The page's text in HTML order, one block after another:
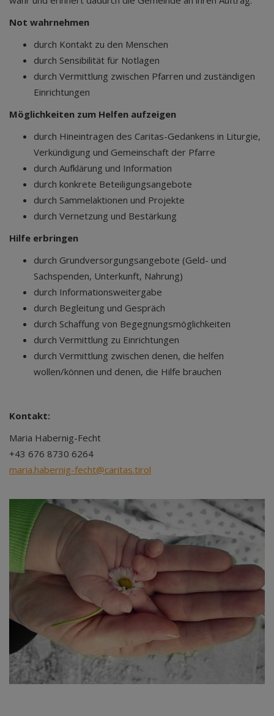
Not wahrnehmen
durch Kontakt zu den Menschen
durch Sensibilität für Notlagen
durch Vermittlung zwischen Pfarren und zuständigen
Einrichtungen
Möglichkeiten zum Helfen aufzeigen
durch Hineintragen des Caritas-Gedankens in Liturgie,
Verkündigung und Gemeinschaft der Pfarre
durch Aufklärung und Information
durch konkrete Beteiligungsangebote
durch Sammelaktionen und Projekte
durch Vernetzung und Bestärkung
Hilfe erbringen
durch Grundversorgungsangebote (Geld- und
Sachspenden, Unterkunft, Nahrung)
durch Informationsweitergabe
durch Begleitung und Gespräch
durch Schaffung von Begegnungsmöglichkeiten
durch Vermittlung zu Einrichtungen
durch Vermittlung zwischen denen, die helfen
wollen/können und denen, die Hilfe brauchen
Kontakt:
Maria Habernig-Fecht
+43 676 8730 6264
maria.habernig-fecht@caritas.tirol